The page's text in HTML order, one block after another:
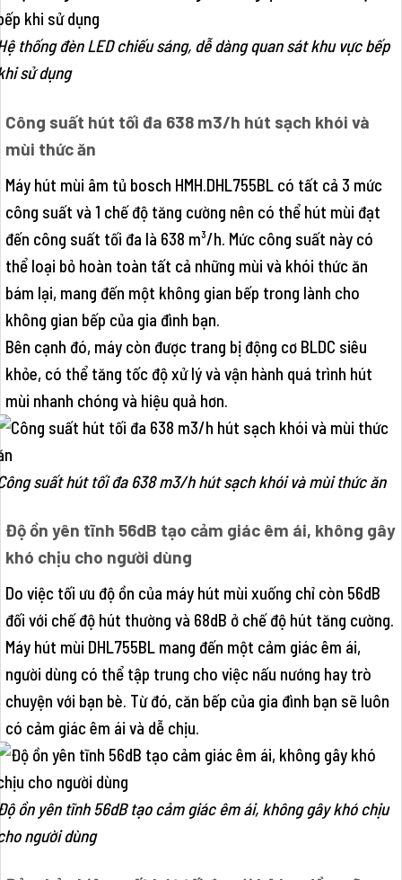
thống đèn LED chiếu sáng, dễ dàng quan sát khu vực bếp
sử dụng
Công suất hút tối đa 638 m3/h hút sạch khói và
mùi thức ăn
Máy hút mùi âm tủ bosch HMH.DHL755BL có tất cả 3 mức
công suất và 1 chế độ tăng cường nên có thể hút mùi đạt
đến công suất tối đa là 638 m³/h. Mức công suất này có
thể loại bỏ hoàn toàn tất cả những mùi và khói thức ăn
bám lại, mang đến một không gian bếp trong lành cho
không gian bếp của gia đình bạn.
Bên cạnh đó, máy còn được trang bị động cơ BLDC siêu
khỏe, có thể tăng tốc độ xử lý và vận hành quá trình hút
mùi nhanh chóng và hiệu quả hơn.
suất hút tối đa 638 m3/h hút sạch khói và mùi thức ăn
Độ ồn yên tĩnh 56dB tạo cảm giác êm ái, không gây
khó chịu cho người dùng
Do việc tối ưu độ ồn của máy hút mùi xuống chỉ còn 56dB
đối với chế độ hút thường và 68dB ở chế độ hút tăng cường.
Máy hút mùi DHL755BL mang đến một cảm giác êm ái,
người dùng có thể tập trung cho việc nấu nướng hay trò
chuyện với bạn bè. Từ đó, căn bếp của gia đình bạn sẽ luôn
có cảm giác êm ái và dễ chịu.
ồn yên tĩnh 56dB tạo cảm giác êm ái, không gây khó chịu
người dùng